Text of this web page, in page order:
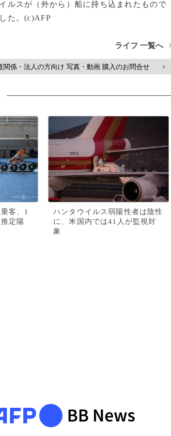
ルスが（外から）船に持ち込まれたもので
た。(c)AFP
ライフ 一覧へ
関係・法人の方向け 写真・動画 購入のお問合せ >
客、1
定陽
ハンタウイルス弱陽性者は陰性
に、米国内では41人が監視対
象